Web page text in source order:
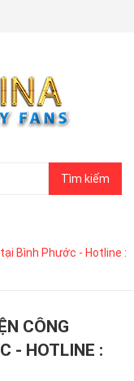
Tìm kiếm
Bình Phước - Hotline :
CÔNG
- HOTLINE :